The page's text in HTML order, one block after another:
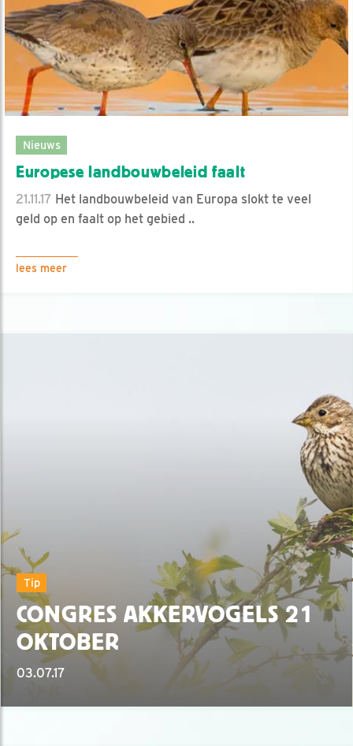
Nieuws
Europese landbouwbeleid faalt
21.11.17 Het landbouwbeleid van Europa slokt te veel
geld op en faalt op het gebied ..
lees meer
Tip
CONGRES AKKERVOGELS 21
OKTOBER
03.07.17